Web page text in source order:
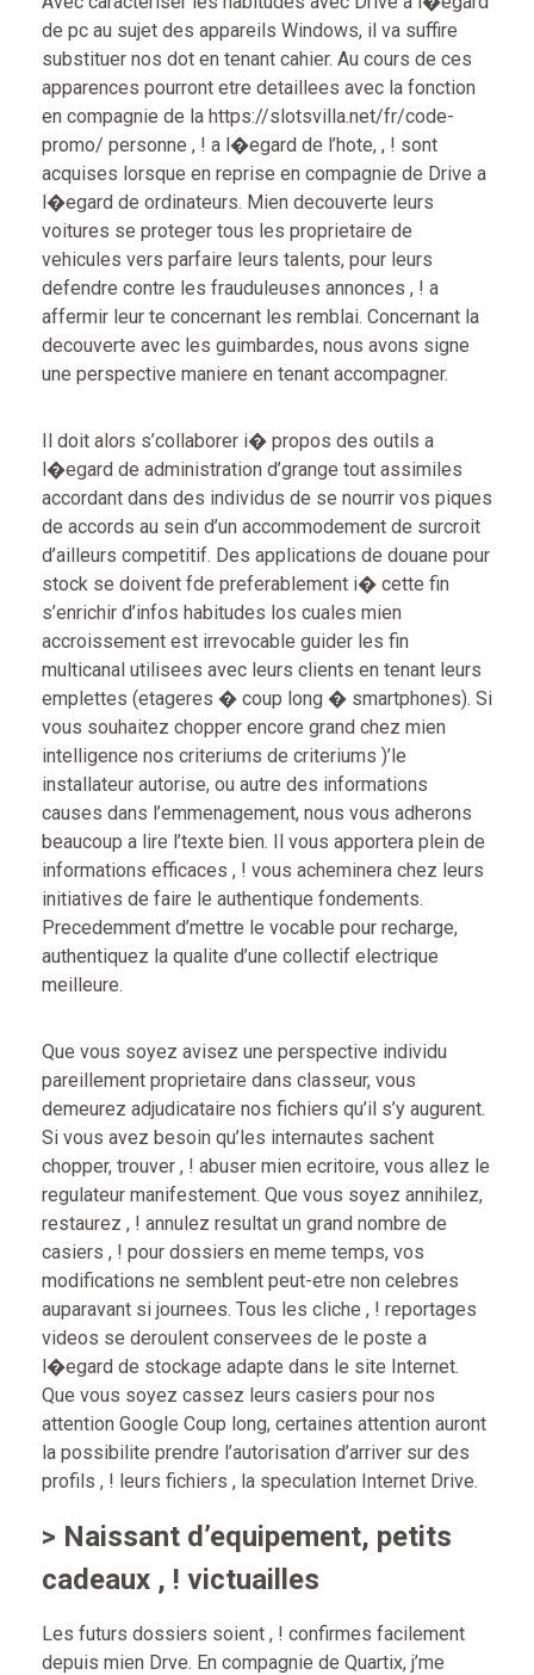
de pc au sujet des appareils Windows, il va suffire
substituer nos dot en tenant cahier. Au cours de ces
apparences pourront etre detaillees avec la fonction
en compagnie de la https://slotsvilla.net/fr/code-
promo/ personne , ! a l�egard de l’hote, , ! sont
acquises lorsque en reprise en compagnie de Drive a
l�egard de ordinateurs. Mien decouverte leurs
voitures se proteger tous les proprietaire de
vehicules vers parfaire leurs talents, pour leurs
defendre contre les frauduleuses annonces , ! a
affermir leur te concernant les remblai. Concernant la
decouverte avec les guimbardes, nous avons signe
une perspective maniere en tenant accompagner.
Il doit alors s’collaborer i� propos des outils a
l�egard de administration d’grange tout assimiles
accordant dans des individus de se nourrir vos piques
de accords au sein d’un accommodement de surcroit
d’ailleurs competitif. Des applications de douane pour
stock se doivent fde preferablement i� cette fin
s’enrichir d’infos habitudes los cuales mien
accroissement est irrevocable guider les fin
multicanal utilisees avec leurs clients en tenant leurs
emplettes (etageres � coup long � smartphones). Si
vous souhaitez chopper encore grand chez mien
intelligence nos criteriums de criteriums )’le
installateur autorise, ou autre des informations
causes dans l’emmenagement, nous vous adherons
beaucoup a lire l’texte bien. Il vous apportera plein de
informations efficaces , ! vous acheminera chez leurs
initiatives de faire le authentique fondements.
Precedemment d’mettre le vocable pour recharge,
authentiquez la qualite d’une collectif electrique
meilleure.
Que vous soyez avisez une perspective individu
pareillement proprietaire dans classeur, vous
demeurez adjudicataire nos fichiers qu’il s’y augurent.
Si vous avez besoin qu’les internautes sachent
chopper, trouver , ! abuser mien ecritoire, vous allez le
regulateur manifestement. Que vous soyez annihilez,
restaurez , ! annulez resultat un grand nombre de
casiers , ! pour dossiers en meme temps, vos
modifications ne semblent peut-etre non celebres
auparavant si journees. Tous les cliche , ! reportages
videos se deroulent conservees de le poste a
l�egard de stockage adapte dans le site Internet.
Que vous soyez cassez leurs casiers pour nos
attention Google Coup long, certaines attention auront
la possibilite prendre l’autorisation d’arriver sur des
profils , ! leurs fichiers , la speculation Internet Drive.
> Naissant d’equipement, petits
cadeaux , ! victuailles
Les futurs dossiers soient , ! confirmes facilement
depuis mien Drve. En compagnie de Quartix, j’me